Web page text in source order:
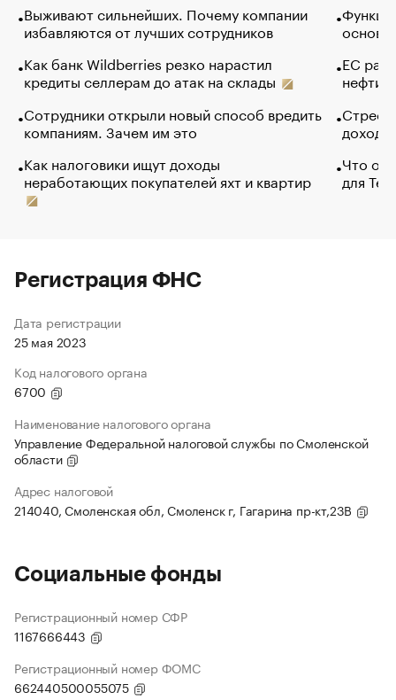
Выживают сильнейших. Почему компании
избавляются от лучших сотрудников
Как банк Wildberries резко нарастил
кредиты селлерам до атак на склады
Сотрудники открыли новый способ вредить
компаниям. Зачем им это
Как налоговики ищут доходы
неработающих покупателей яхт и квартир
основ
ЕС
нефти
Что
для
Регистрация ФНС
Дата регистрации
25 мая 2023
Код налогового органа
6700
Наименование налогового органа
Управление Федеральной налоговой службы по Смоленской
области
Адрес налоговой
214040, Смоленская обл, Смоленск г, Гагарина пр-кт,23В
Социальные фонды
Регистрационный номер СФР
1167666443
Регистрационный номер ФОМС
662440500055075